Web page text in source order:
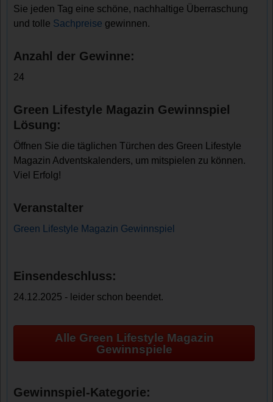
Sie jeden Tag eine schöne, nachhaltige Überraschung
und tolle Sachpreise gewinnen.
Anzahl der Gewinne:
24
Green Lifestyle Magazin Gewinnspiel
Lösung:
Öffnen Sie die täglichen Türchen des Green Lifestyle
Magazin Adventskalenders, um mitspielen zu können.
Viel Erfolg!
Veranstalter
Green Lifestyle Magazin Gewinnspiel
Einsendeschluss:
24.12.2025 - leider schon beendet.
Alle Green Lifestyle Magazin
Gewinnspiele
Gewinnspiel-Kategorie: